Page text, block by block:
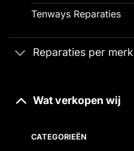
Tenways Reparaties
Reparaties per merk
Wat verkopen wij
CATEGORIEËN